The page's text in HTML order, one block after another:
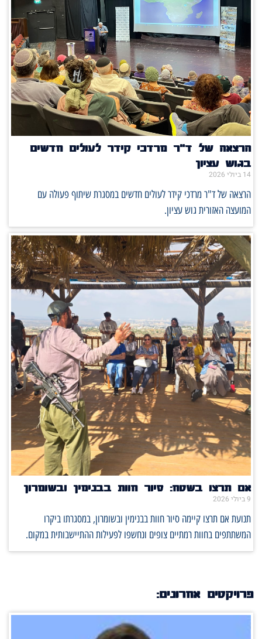
הרצאה של ד"ר מרדכי קידר לעולים חדשים
בגוש עציון
14 ביולי 2026
הרצאה של ד"ר מרדכי קידר לעולים חדשים במסגרת שיתוף פעולה עם
המועצה האזורית גוש עציון.
אם תרצו בשטח: סיור חוות בבנימין ובשומרון
9 ביולי 2026
תנועת אם תרצו קיימה סיור חוות בבנימין ובשומרון, במסגרתו ביקרו
המשתתפים בחוות רמתיים צופים ונחשפו לפעילות ההתיישבותית במקום.
פרויקטים אחרונים: